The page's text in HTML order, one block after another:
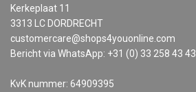
Kerkeplaat 11
3313 LC DORDRECHT
customercare@shops4youonline.com
Bericht via WhatsApp: +31 (0) 33 258 43 43
KvK nummer: 64909395